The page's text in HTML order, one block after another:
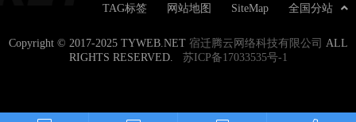
全国分站
SiteMap
网站地图
TAG标签
Copyright © 2017-2025 TYWEB.NET 宿迁腾云网络科技有限公司 ALL
RIGHTS RESERVED. 苏ICP备17033535号-1